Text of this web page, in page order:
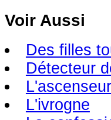
Voir Aussi
Des filles
Détecteur
L'ascenseur
L'ivrogne